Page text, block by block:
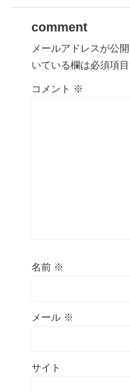
comment
メールアドレスが公
いている欄は必須項
コメント ※
名前 ※
メール ※
サイト